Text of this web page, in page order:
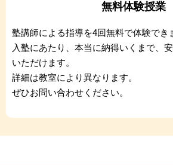
無料体験授業
塾講師による指導を4回無料で体験でき
入塾にあたり、本当に納得いくまで、
いただけます。
詳細は教室により異なります。
ぜひお問い合わせください。